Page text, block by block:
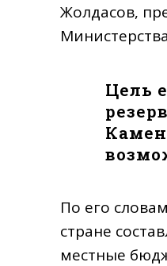
Жолдасов,
Цель
По его
стране
местные